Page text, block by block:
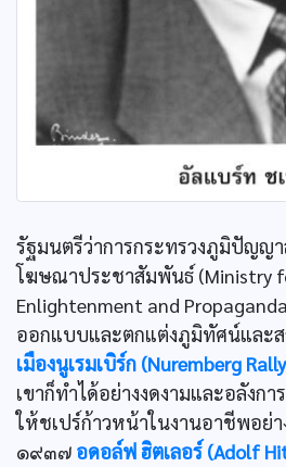
รัฐมนตรีว่าการกระทรวงภูมิปัญญ
โฆษณาประชาสัมพันธ์ (Ministry
Enlightenment and
ออกแบบและตกแต่งภูมิทัศน์และ
เมืองนูเรมเบิร์ก (Nuremberg
เขาก็ทำได้อย่างงดงามและอลังกา
ให้ชเปร์ก้าวหน้าในงานอาชีพอย่า
๑๙๓๗ อดอล์ฟ ฮิตเลอร์ (Adolf